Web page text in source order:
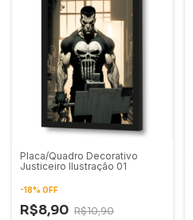
Placa/Quadro Decorativo
Justiceiro Ilustração 01
-18% OFF
R$8,90 R$10,90